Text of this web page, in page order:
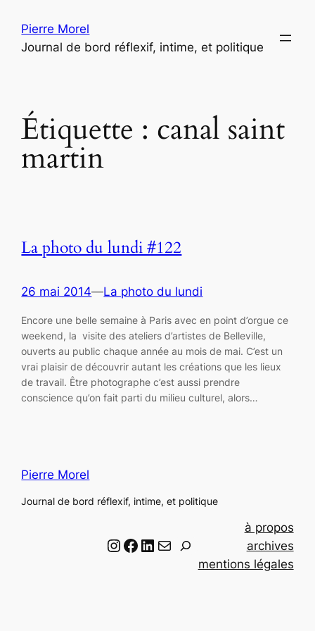
contenu
Pierre Morel
Journal de bord réflexif, intime, et politique
Étiquette : canal saint
martin
La photo du lundi #122
26 mai 2014—La photo du lundi
Encore une belle semaine à Paris avec en point d’orgue ce
weekend, la visite des ateliers d’artistes de Belleville,
ouverts au public chaque année au mois de mai. C’est un
vrai plaisir de découvrir autant les créations que les lieux
de travail. Être photographe c’est aussi prendre
conscience qu’on fait parti du milieu culturel, alors…
Pierre Morel
Journal de bord réflexif, intime, et politique
Instagram Facebook LinkedIn Email
à propos
archives
mentions légales